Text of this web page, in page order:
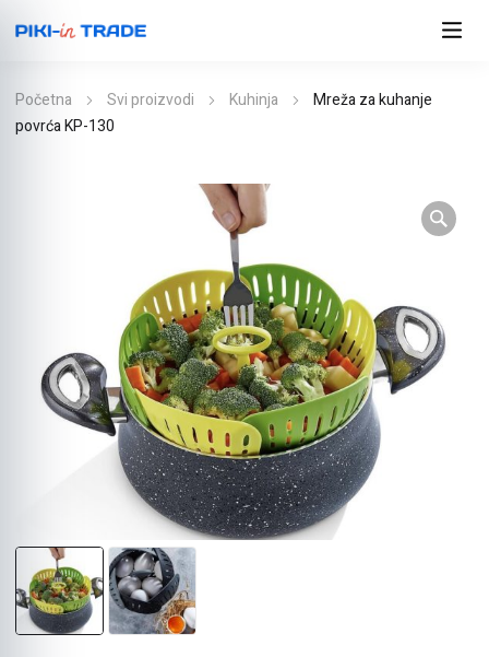
Početna Svi proizvodi Kuhinja
Mreža za kuhanje
povrća KP-130